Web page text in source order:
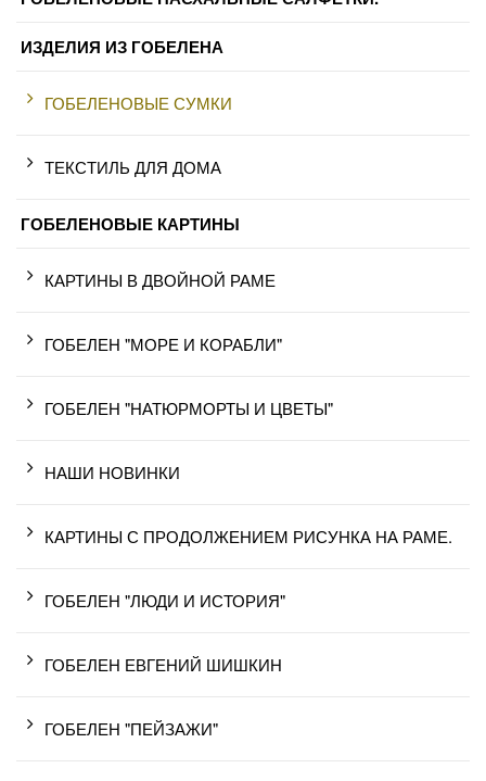
ИЗДЕЛИЯ ИЗ ГОБЕЛЕНА
ГОБЕЛЕНОВЫЕ СУМКИ
ТЕКСТИЛЬ ДЛЯ ДОМА
ГОБЕЛЕНОВЫЕ КАРТИНЫ
КАРТИНЫ В ДВОЙНОЙ РАМЕ
ГОБЕЛЕН "МОРЕ И КОРАБЛИ"
ГОБЕЛЕН "НАТЮРМОРТЫ И ЦВЕТЫ"
НАШИ НОВИНКИ
КАРТИНЫ С ПРОДОЛЖЕНИЕМ РИСУНКА НА РАМЕ.
ГОБЕЛЕН "ЛЮДИ И ИСТОРИЯ"
ГОБЕЛЕН ЕВГЕНИЙ ШИШКИН
ГОБЕЛЕН "ПЕЙЗАЖИ"